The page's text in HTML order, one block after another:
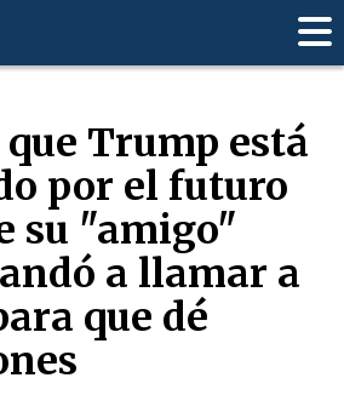
Trump está
por el futuro
su "amigo"
a llamar a
que dé